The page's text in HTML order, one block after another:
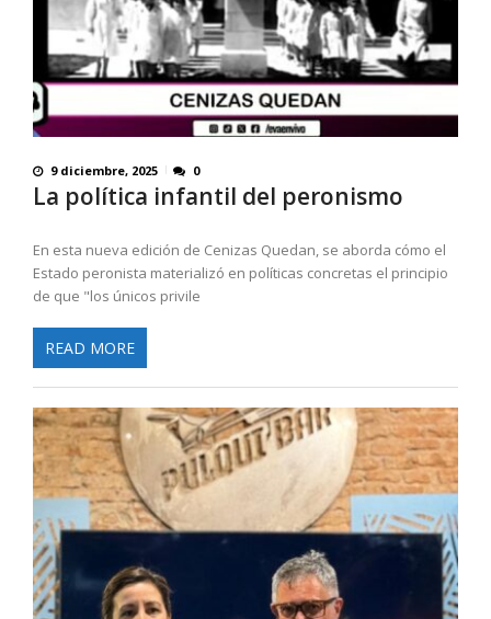
9 diciembre, 2025 0
La política infantil del peronismo
En esta nueva edición de Cenizas Quedan, se aborda cómo el
Estado peronista materializó en políticas concretas el principio
de que "los únicos privile
READ MORE